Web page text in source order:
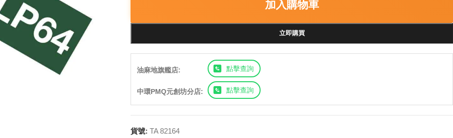
加入購物車
立即購買
油麻地旗艦店: 點擊查詢
中環PMQ元創坊分店: 點擊查詢
貨號: TA 82164